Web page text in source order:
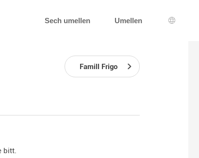
Sech umellen Umellen
Famill Frigo
bitt.